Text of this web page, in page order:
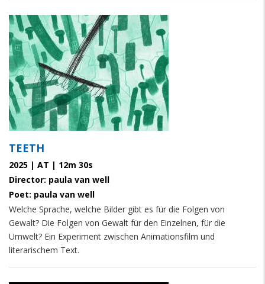
TEETH
2025 | AT | 12m 30s
Director: paula van well
Poet: paula van well
Welche Sprache, welche Bilder gibt es für die Folgen von
Gewalt? Die Folgen von Gewalt für den Einzelnen, für die
Umwelt? Ein Experiment zwischen Animationsfilm und
literarischem Text.